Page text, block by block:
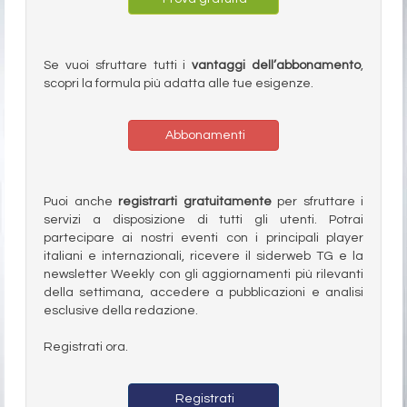
Se vuoi sfruttare tutti ivantaggi dell’abbonamento,
scopri la formula più adatta alle tue esigenze.
Abbonamenti
Puoi anche registrarti gratuitamenteper sfruttare i
servizi a disposizione di tutti gli utenti. Potrai
partecipare ai nostri eventi con i principali player
italiani e internazionali, ricevere il siderweb TG e la
newsletter Weekly con gli aggiornamenti più rilevanti
della settimana, accedere a pubblicazioni e analisi
esclusive della redazione.
Registrati ora.
Registrati